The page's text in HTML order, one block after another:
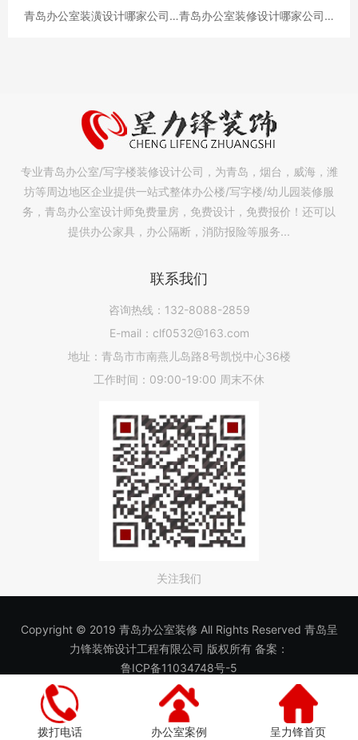
青岛办公室装潢设计哪家公司的设计水平最高啊?
青岛办公室装修设计哪家公司专业水平好?求推荐?
专业青岛办公室/写字楼装修设计公司，为青岛，烟台，威海，潍
坊等周边地区企业提供一站式整体办公楼/写字楼/幼儿园装修服
务，青岛办公室设计师免费量房，免费设计，免费报价！还可以
提供办公家具，办公隔断，消防报险等服务...
联系我们
咨询热线：132-8088-2859
E-mail：clf0532@163.com
地址：青岛市市南燕儿岛路8号凯悦中心36楼
工作时间：09:00-19:00 周末不休
关注我们
Copyright © 2019 青岛办公室装修 All Rights Reserved 青岛呈
力锋装饰设计工程有限公司 版权所有 备案：
鲁ICP备11034748号-5
拨打电话 办公室案例 呈力锋首页